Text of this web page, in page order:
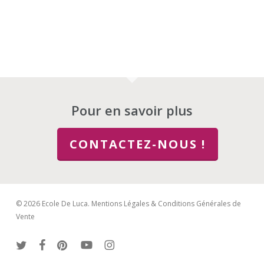
Pour en savoir plus
CONTACTEZ-NOUS !
© 2026 Ecole De Luca. Mentions Légales & Conditions Générales de
Vente
twitter facebookpinterestyoutubeinstagram